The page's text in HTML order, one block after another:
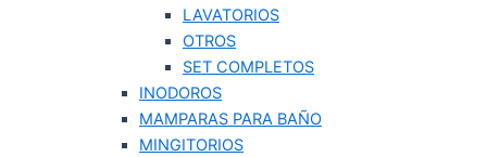
LAVATORIOS
OTROS
SET COMPLETOS
INODOROS
MAMPARAS PARA BAÑO
MINGITORIOS